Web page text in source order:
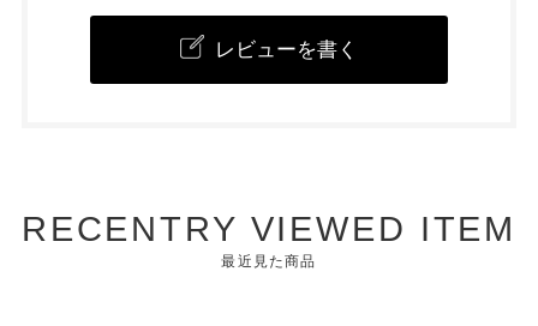
レビューを書く
RECENTRY VIEWED ITEM
最近見た商品